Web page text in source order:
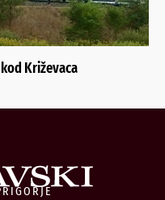
Križevaca